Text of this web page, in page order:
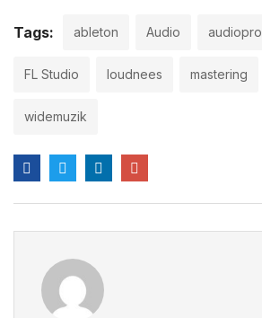
Tags: ableton Audio audiopro
FL Studio loudnees mastering
widemuzik